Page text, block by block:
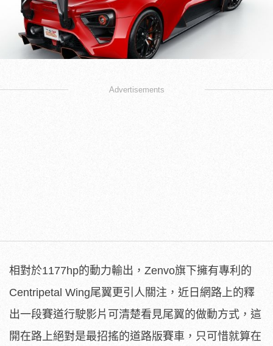
Advertisements
相對於1177hp的動力輸出，Zenvo旗下擁有專利的
Centripetal Wing尾翼更引人關注，近日網路上的釋
出一段賽道行駛影片可清楚看見尾翼的做動方式，這
開在路上絕對是最招搖的道路版賽車，只可惜就算在